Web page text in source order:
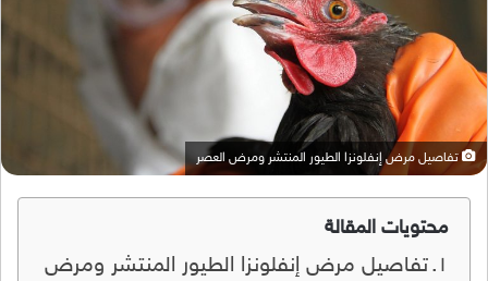
تفاصيل مرض إنفلونزا الطيور المنتشر ومرض العصر
محتويات المقالة
تفاصيل مرض إنفلونزا الطيور المنتشر ومرض